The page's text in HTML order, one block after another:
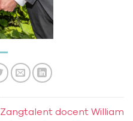
Zangtalent docent William